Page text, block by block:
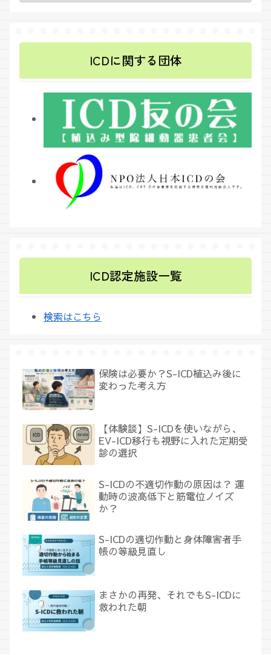
ICDに関する団体
ICD認定施設一覧
検索はこちら
保険は必要か？S-ICD植込み後に
変わった考え方
【体験談】S-ICDを使いながら、
EV-ICD移行も視野に入れた定期受
診の選択
S-ICDの不適切作動の原因は？ 運
動時の波高低下と筋電位ノイズ
か？
S-ICDの適切作動と身体障害者手
帳の等級見直し
まさかの再発、それでもS-ICDに
救われた朝